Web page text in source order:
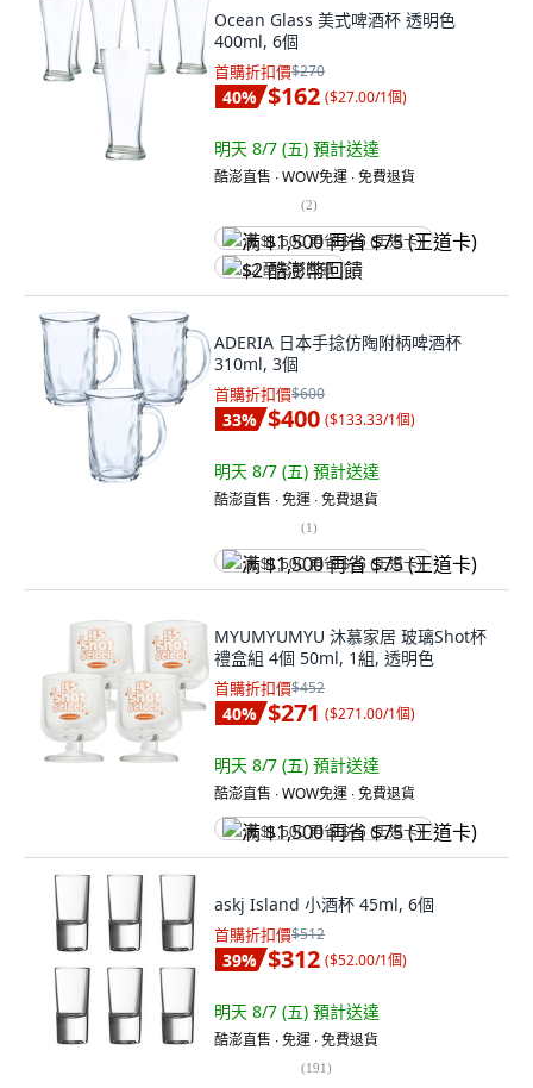
Ocean Glass 美式啤酒杯 透明色
400ml, 6個
首購折扣價$270
40% $162 ($27.00/1個)
明天 8/7 (五) 預計送達
酷澎直售 ∙ WOW免運 ∙ 免費退貨
(2)
满 $1,500 再省 $75 (王道卡)
$2 酷澎幣回饋
ADERIA 日本手捻仿陶附柄啤酒杯
310ml, 3個
首購折扣價$600
33% $400 ($133.33/1個)
明天 8/7 (五) 預計送達
酷澎直售 ∙ 免運 ∙ 免費退貨
(1)
满 $1,500 再省 $75 (王道卡)
MYUMYUMYU 沐慕家居 玻璃Shot杯
禮盒組 4個 50ml, 1組, 透明色
首購折扣價$452
40% $271 ($271.00/1個)
明天 8/7 (五) 預計送達
酷澎直售 ∙ WOW免運 ∙ 免費退貨
满 $1,500 再省 $75 (王道卡)
askj Island 小酒杯 45ml, 6個
首購折扣價$512
39% $312 ($52.00/1個)
明天 8/7 (五) 預計送達
酷澎直售 ∙ 免運 ∙ 免費退貨
(191)